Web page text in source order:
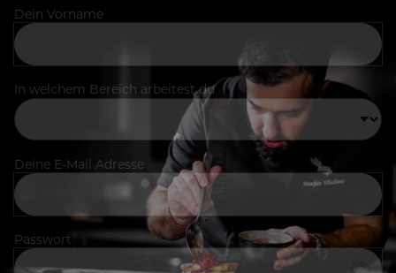
Dein Vorname
In welchem Bereich arbeitest du
Deine E-Mail Adresse
Passwort